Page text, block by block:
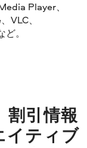
Player、
VLC、
。
割引情報
イティブ